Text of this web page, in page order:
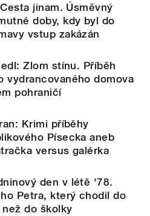
jinam. Úsměvný
doby, kdy byl do
vstup zakázán
Zlom stínu. Příběh
vydrancovaného domova
pohraničí
Krimi příběhy
Písecka aneb
versus galérka
den v létě '78.
Petra, který chodil do
do školky